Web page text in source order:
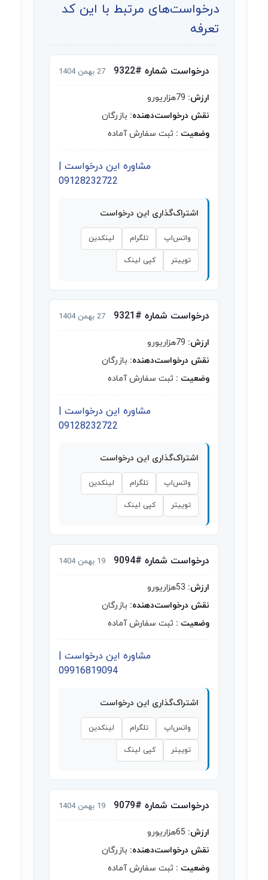
درخواست‌های مرتبط با این کد
تعرفه
درخواست شماره #9322 27 بهمن 1404
ارزش:
نقش درخواست‌دهنده: بازرگان
وضعیت : ثبت سفارش آماده
مشاوره این درخواست |
09128232722
اشتراک‌گذاری این درخواست
واتس‌اپ تلگرام لینکدین
توییتر کپی لینک
درخواست شماره #9321 27 بهمن 1404
ارزش:
نقش درخواست‌دهنده: بازرگان
وضعیت : ثبت سفارش آماده
مشاوره این درخواست |
09128232722
اشتراک‌گذاری این درخواست
واتس‌اپ تلگرام لینکدین
توییتر کپی لینک
درخواست شماره #9094 19 بهمن 1404
ارزش:
نقش درخواست‌دهنده: بازرگان
وضعیت : ثبت سفارش آماده
مشاوره این درخواست |
09916819094
اشتراک‌گذاری این درخواست
واتس‌اپ تلگرام لینکدین
توییتر کپی لینک
درخواست شماره #9079 19 بهمن 1404
ارزش:
نقش درخواست‌دهنده: بازرگان
وضعیت : ثبت سفارش آماده